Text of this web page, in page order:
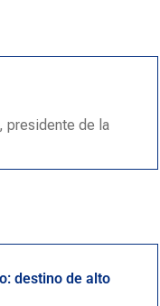
, presidente de la
destino de alto